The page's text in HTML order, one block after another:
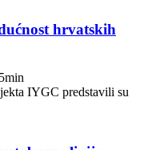
hrvatskih
IYGC predstavili su